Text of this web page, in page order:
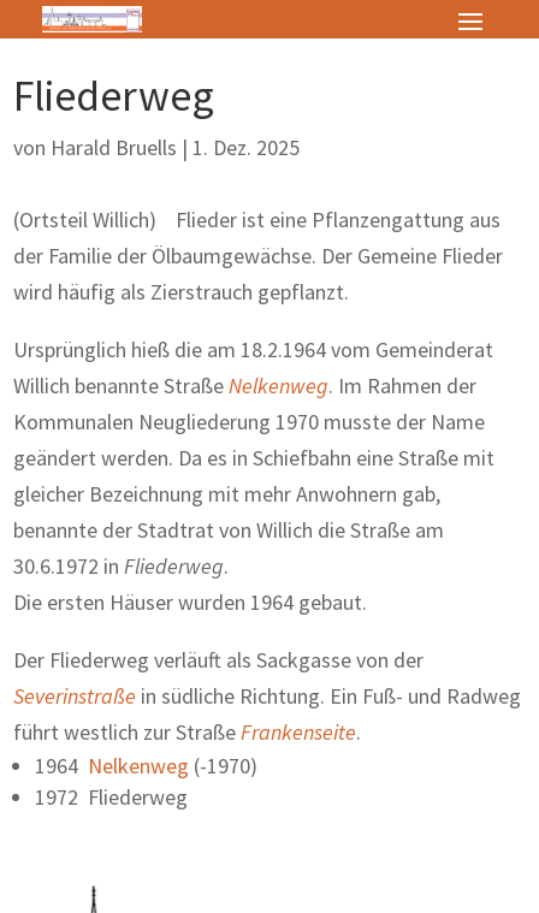
Fliederweg
von Harald Bruells | 1. Dez. 2025
(Ortsteil Willich) Flieder ist eine Pflanzengattung aus
der Familie der Ölbaumgewächse. Der Gemeine Flieder
wird häufig als Zierstrauch gepflanzt.
Ursprünglich hieß die am 18.2.1964 vom Gemeinderat
Willich benannte StraßeNelkenweg. Im Rahmen der
Kommunalen Neugliederung 1970 musste der Name
geändert werden. Da es in Schiefbahn eine Straße mit
gleicher Bezeichnung mit mehr Anwohnern gab,
benannte der Stadtrat von Willich die Straße am
30.6.1972 inFliederweg.
Die ersten Häuser wurden 1964 gebaut.
Der Fliederweg verläuft als Sackgasse von der
Severinstraße in südliche Richtung. Ein Fuß- und Radweg
führt westlich zur StraßeFrankenseite.
1964 Nelkenweg (-1970)
1972 Fliederweg